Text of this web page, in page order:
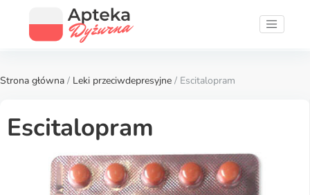
Strona główna / Leki przeciwdepresyjne / Escitalopram
Escitalopram